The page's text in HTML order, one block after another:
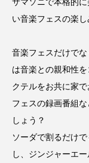
い音楽フェスの楽し
音楽フェスだけでな
は音楽との親和性
クテルをお共に家
フェスの録画番組
しょう？
ソーダで割るだけ
し、ジンジャーエ